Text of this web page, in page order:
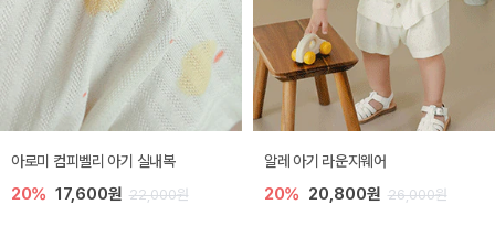
아로미 컴피벨리 아기 실내복
20% 17,600원 22,000원
알레 아기 라운지웨어
20% 20,800원 26,000원